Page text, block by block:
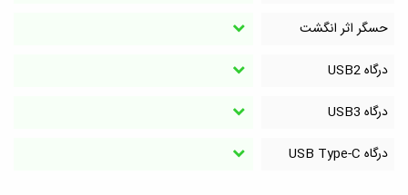
حسگر اثر انگشت
درگاه‌ USB2
درگاه‌ USB3
درگاه‌ USB Type-C